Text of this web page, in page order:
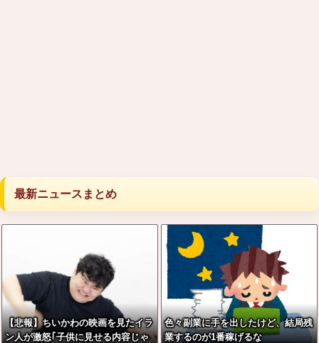
最新ニュースまとめ
【悲報】ちいかわの映画を見たイラ
ン人が激怒｢子供に見せる内容じゃ
色々副業に手を出したけど、結局残
業するのが1番稼げるな